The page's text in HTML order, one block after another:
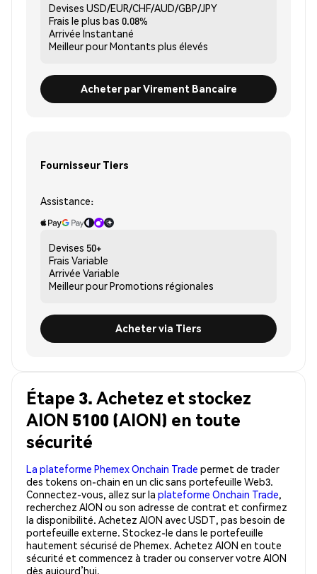
Devises USD/EUR/CHF/AUD/GBP/JPY
Frais le plus bas 0.08%
Arrivée Instantané
Meilleur pourMontants plus élevés
Acheter par Virement Bancaire
Fournisseur Tiers
Assistance:
Devises 50+
Frais Variable
Arrivée Variable
Meilleur pourPromotions régionales
Acheter via Tiers
Étape 3. Achetez et stockez
AION 5100 (AION) en toute
sécurité
La plateforme Phemex Onchain Trade permet de trader
des tokens on-chain en un clic sans portefeuille Web3.
Connectez-vous, allez sur la plateforme Onchain Trade,
recherchez AION ou son adresse de contrat et confirmez
la disponibilité. Achetez AION avec USDT, pas besoin de
portefeuille externe. Stockez-le dans le portefeuille
hautement sécurisé de Phemex. Achetez AION en toute
sécurité et commencez à trader ou conserver votre AION
dès aujourd’hui.